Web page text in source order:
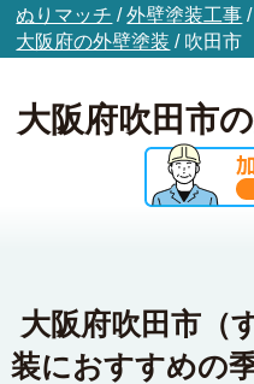
ぬりマッチ /外壁塗装工事
大阪府の外壁塗装 / 吹田市
大阪府吹田市
大阪府吹田市（
装におすすめの